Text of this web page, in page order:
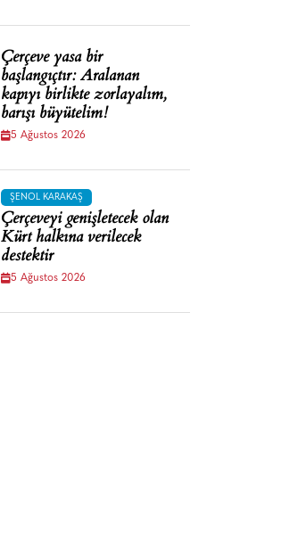
Çerçeve yasa bir
başlangıçtır: Aralanan
kapıyı birlikte zorlayalım,
barışı büyütelim!
5 Ağustos 2026
ŞENOL KARAKAŞ
Çerçeveyi genişletecek olan
Kürt halkına verilecek
destektir
5 Ağustos 2026